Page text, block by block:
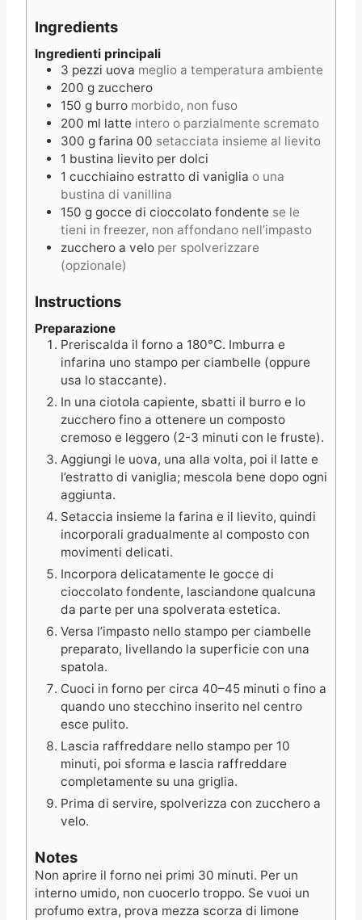
e
s
Ingredients
Ingredienti principali
3 pezzi uova meglio a temperatura ambiente
200 g zucchero
150 g burro morbido, non fuso
200 ml latte intero o parzialmente scremato
300 g farina 00 setacciata insieme al lievito
1 bustina lievito per dolci
1 cucchiaino estratto di vaniglia o una
bustina di vanillina
150 g gocce di cioccolato fondente se le
tieni in freezer, non affondano nell’impasto
zucchero a velo per spolverizzare
(opzionale)
Instructions
Preparazione
Preriscalda il forno a 180°C. Imburra e
infarina uno stampo per ciambelle (oppure
usa lo staccante).
In una ciotola capiente, sbatti il burro e lo
zucchero fino a ottenere un composto
cremoso e leggero (2-3 minuti con le fruste).
Aggiungi le uova, una alla volta, poi il latte e
l’estratto di vaniglia; mescola bene dopo ogni
aggiunta.
Setaccia insieme la farina e il lievito, quindi
incorporali gradualmente al composto con
movimenti delicati.
Incorpora delicatamente le gocce di
cioccolato fondente, lasciandone qualcuna
da parte per una spolverata estetica.
Versa l’impasto nello stampo per ciambelle
preparato, livellando la superficie con una
spatola.
Cuoci in forno per circa 40–45 minuti o fino a
quando uno stecchino inserito nel centro
esce pulito.
Lascia raffreddare nello stampo per 10
minuti, poi sforma e lascia raffreddare
completamente su una griglia.
Prima di servire, spolverizza con zucchero a
velo.
Notes
Non aprire il forno nei primi 30 minuti. Per un
interno umido, non cuocerlo troppo. Se vuoi un
profumo extra, prova mezza scorza di limone